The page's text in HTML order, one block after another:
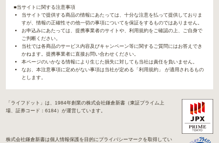
■当サイトに関する注意事項
当サイトで提供する商品の情報にあたっては、十分な注意を払って提供しておりま
すが、情報の正確性その他一切の事項についてを保証をするものではありません。
お申込みにあたっては、提携事業者のサイトや、利用規約をご確認の上、ご自身で
ご判断ください。
当社では各商品のサービス内容及びキャンペーン等に関するご質問にはお答えでき
かねます。提携事業者に直接お問い合わせください。
本ページのいかなる情報により生じた損失に対しても当社は責任を負いません。
なお、本注意事項に定めがない事項は当社が定める「利用規約」 が適用されるもの
とします。
「ライフドット」は、1984年創業の株式会社鎌倉新書（東証プライム上
場、証券コード：6184）が運営しています。
株式会社鎌倉新書は個人情報保護を目的にプライバシーマークを取得してい